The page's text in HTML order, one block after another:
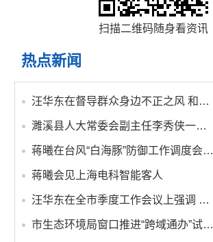
扫描二维码随身看资讯
热点新闻
汪华东在督导群众身边不正之风 和腐败问题集中整治工作时强调 以更高标准更实举措纵深推进集中整治 不断增强人民群众获得感幸福感安全感
濉溪县人大常委会副主任李秀侠一行调研城乡客运一体化和治超工作
蒋曦在台风“白海豚”防御工作调度会上强调 牢固树立和践行正确政绩观 切实维护人民群众生命财产安全
蒋曦会见上海电科智能客人
汪华东在全市季度工作会议上强调 锚定打好“三仗”任务和年度预期目标不动摇 在全市上下掀起比学赶超争先进位的攻坚热潮
市生态环境局窗口推进“跨域通办”试点 服务再升级 办事更便利